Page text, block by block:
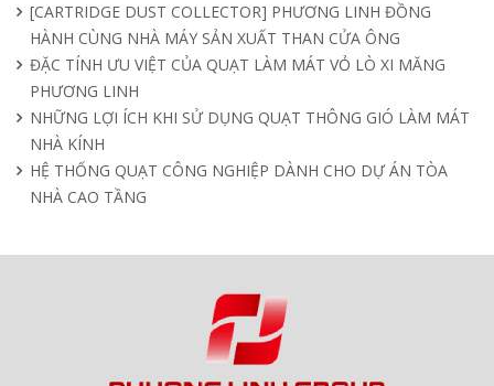
[CARTRIDGE DUST COLLECTOR] PHƯƠNG LINH ĐỒNG
HÀNH CÙNG NHÀ MÁY SẢN XUẤT THAN CỬA ÔNG
ĐẶC TÍNH ƯU VIỆT CỦA QUẠT LÀM MÁT VỎ LÒ XI MĂNG
PHƯƠNG LINH
NHỮNG LỢI ÍCH KHI SỬ DỤNG QUẠT THÔNG GIÓ LÀM MÁT
NHÀ KÍNH
HỆ THỐNG QUẠT CÔNG NGHIỆP DÀNH CHO DỰ ÁN TÒA
NHÀ CAO TẦNG